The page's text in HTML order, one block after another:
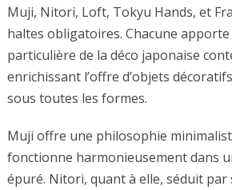
Muji, Nitori, Loft, Tokyu Hands, et
haltes obligatoires. Chacune apporte
particulière de la déco japonaise
enrichissant l’offre d’objets
sous toutes les formes.
Muji offre une philosophie
fonctionne harmonieusement dans
épuré. Nitori, quant à elle, séduit par